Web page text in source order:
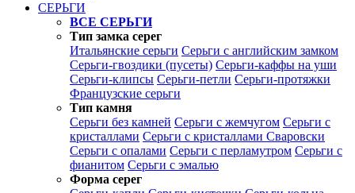
СЕРЬГИ
ВСЕ СЕРЬГИ
Тип замка серег
Итальянские серьги Серьги с английским замком
Серьги-гвоздики (пусеты) Серьги-каффы на уши
Серьги-клипсы Серьги-петли Серьги-протяжки
Французские серьги
Тип камня
Серьги без камней Серьги с жемчугом Серьги с
кристаллами Серьги с кристаллами Сваровски
Серьги с опалами Серьги с перламутром Серьги с
фианитом Серьги с эмалью
Форма серег